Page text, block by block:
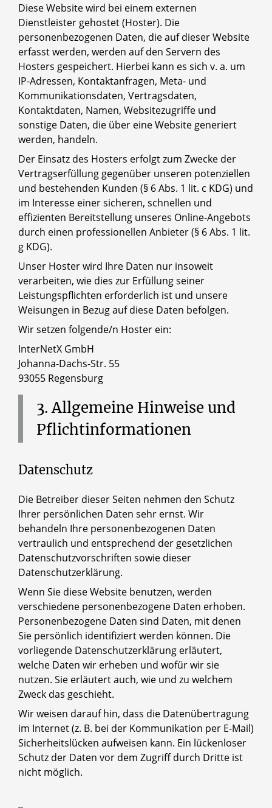
Diese Website wird bei einem externen
Dienstleister gehostet (Hoster). Die
personenbezogenen Daten, die auf dieser Website
erfasst werden, werden auf den Servern des
Hosters gespeichert. Hierbei kann es sich v. a. um
IP-Adressen, Kontaktanfragen, Meta- und
Kommunikationsdaten, Vertragsdaten,
Kontaktdaten, Namen, Websitezugriffe und
sonstige Daten, die über eine Website generiert
werden, handeln.
Der Einsatz des Hosters erfolgt zum Zwecke der
Vertragserfüllung gegenüber unseren potenziellen
und bestehenden Kunden (§ 6 Abs. 1 lit. c KDG) und
im Interesse einer sicheren, schnellen und
effizienten Bereitstellung unseres Online-Angebots
durch einen professionellen Anbieter (§ 6 Abs. 1 lit.
g KDG).
Unser Hoster wird Ihre Daten nur insoweit
verarbeiten, wie dies zur Erfüllung seiner
Leistungspflichten erforderlich ist und unsere
Weisungen in Bezug auf diese Daten befolgen.
Wir setzen folgende/n Hoster ein:
InterNetX GmbH
Johanna-Dachs-Str. 55
93055 Regensburg
3. Allgemeine Hinweise und
Pflichtinformationen
Datenschutz
Die Betreiber dieser Seiten nehmen den Schutz
Ihrer persönlichen Daten sehr ernst. Wir
behandeln Ihre personenbezogenen Daten
vertraulich und entsprechend der gesetzlichen
Datenschutzvorschriften sowie dieser
Datenschutzerklärung.
Wenn Sie diese Website benutzen, werden
verschiedene personenbezogene Daten erhoben.
Personenbezogene Daten sind Daten, mit denen
Sie persönlich identifiziert werden können. Die
vorliegende Datenschutzerklärung erläutert,
welche Daten wir erheben und wofür wir sie
nutzen. Sie erläutert auch, wie und zu welchem
Zweck das geschieht.
Wir weisen darauf hin, dass die Datenübertragung
im Internet (z. B. bei der Kommunikation per E-Mail)
Sicherheitslücken aufweisen kann. Ein lückenloser
Schutz der Daten vor dem Zugriff durch Dritte ist
nicht möglich.